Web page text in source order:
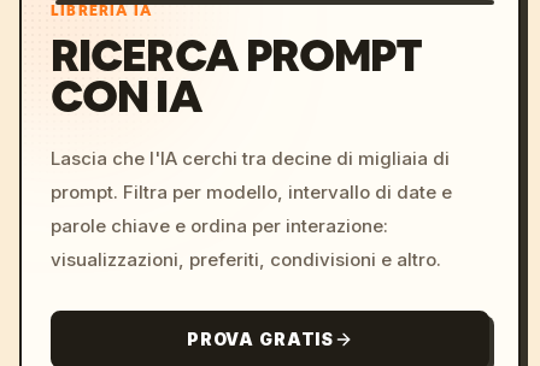
LIBRERIA IA
RICERCA PROMPT
CON IA
Lascia che l'IA cerchi tra decine di migliaia di
prompt. Filtra per modello, intervallo di date e
parole chiave e ordina per interazione:
visualizzazioni, preferiti, condivisioni e altro.
PROVA GRATIS